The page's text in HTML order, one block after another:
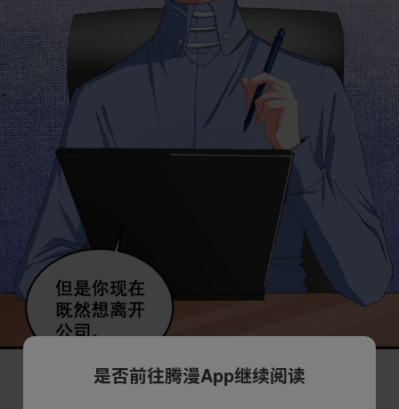
是否前往腾漫App继续阅读